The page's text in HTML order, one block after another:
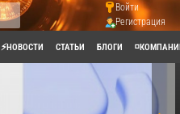
Войти
Регистрация
⚡НОВОСТИ СТАТЬИ БЛОГИ